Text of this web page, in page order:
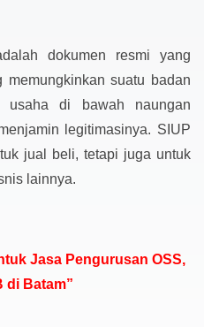
dokumen resmi yang
suatu badan
usaha di bawah naungan
legitimasinya. SIUP
jual beli, tetapi juga untuk
lainnya.
Jasa Pengurusan OSS,
di Batam”